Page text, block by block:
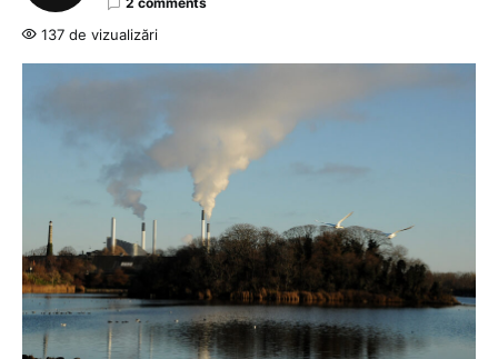
137 de vizualizări